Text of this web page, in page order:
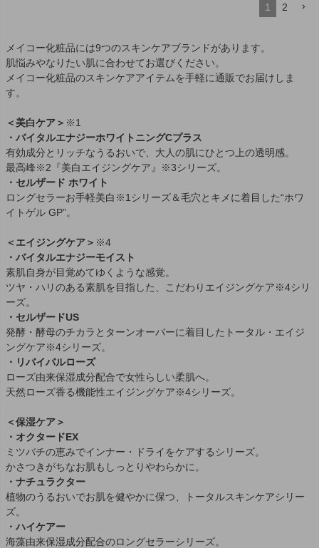
1 2
メイコー化粧品には9つのスキンケアブランドがあります。
肌悩みやなりたい肌に合わせてお選びください。
メイコー化粧品のスキンケアアイテムを手軽に通販でお届けしま
す。
＜美白ケア＞ ※1
・バイタルエナジーホワイトニングCプラス
有効成分とリッチなうるおいで、大人の肌にひとつ上の透明感。
最高峰※2『美白エイジングケア』※3シリーズ。
・セルザード ホワイト
ロングセラーお手軽美白※1シリーズ＆毛穴とキメに着目した“ホワ
イトゲル GP”。
＜エイジングケア＞ ※4
・バイタルエナジーモイスト
素肌自身が目覚めてゆくような感覚。
ツヤ・ハリのある素肌を目指した、こだわりエイジングケア※4シリ
ーズ。
・セルザードUS
発酵・酵母のチカラとターンオーバーに着目したトータル・エイジ
ングケア※4シリーズ。
・リバイバルローズ
ローズ由来保湿成分配合で女性らしい柔肌へ。
天然ローズ香る機能性エイジングケア※4シリーズ。
＜保湿ケア＞
・オクタードEX
ミツバチの恵みでインナー・ドライをケアするシリーズ。
かさつきがちなお肌もしっとりやわらかに。
・ナチュラクター
植物のうるおいでお肌を健やかに保つ、トータルスキンケアシリー
ズ。
・ハイケアー
海藻由来保湿成分配合のロングセラーシリーズ。